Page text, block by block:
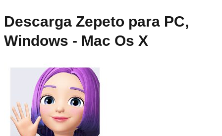
Descarga Zepeto para PC,
Windows - Mac Os X